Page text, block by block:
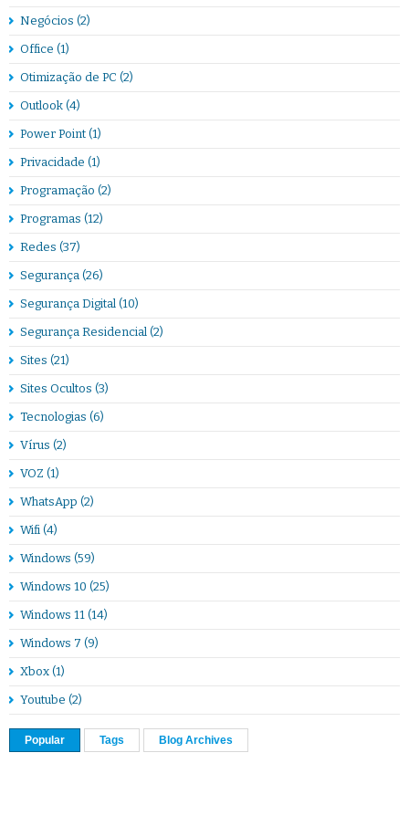
Negócios (2)
Office (1)
Otimização de PC (2)
Outlook (4)
Power Point (1)
Privacidade (1)
Programação (2)
Programas (12)
Redes (37)
Segurança (26)
Segurança Digital (10)
Segurança Residencial (2)
Sites (21)
Sites Ocultos (3)
Tecnologias (6)
Vírus (2)
VOZ (1)
WhatsApp (2)
Wifi (4)
Windows (59)
Windows 10 (25)
Windows 11 (14)
Windows 7 (9)
Xbox (1)
Youtube (2)
Popular Tags Blog Archives